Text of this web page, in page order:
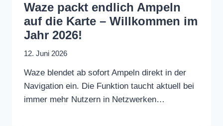
Waze packt endlich Ampeln
auf die Karte – Willkommen im
Jahr 2026!
12. Juni 2026
Waze blendet ab sofort Ampeln direkt in der
Navigation ein. Die Funktion taucht aktuell bei
immer mehr Nutzern in Netzwerken…